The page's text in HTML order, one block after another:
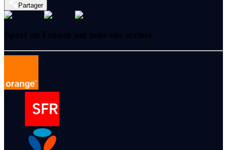
Partager
Sport en France sur tous vos écrans